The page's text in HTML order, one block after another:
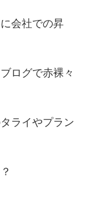
会社での昇
ログで赤裸々
ライやプラン